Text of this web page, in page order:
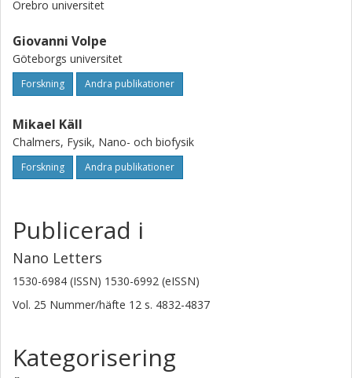
Örebro universitet
Giovanni Volpe
Göteborgs universitet
Forskning Andra publikationer
Mikael Käll
Chalmers, Fysik, Nano- och biofysik
Forskning Andra publikationer
Publicerad i
Nano Letters
1530-6984 (ISSN) 1530-6992 (eISSN)
Vol. 25 Nummer/häfte 12 s. 4832-4837
Kategorisering